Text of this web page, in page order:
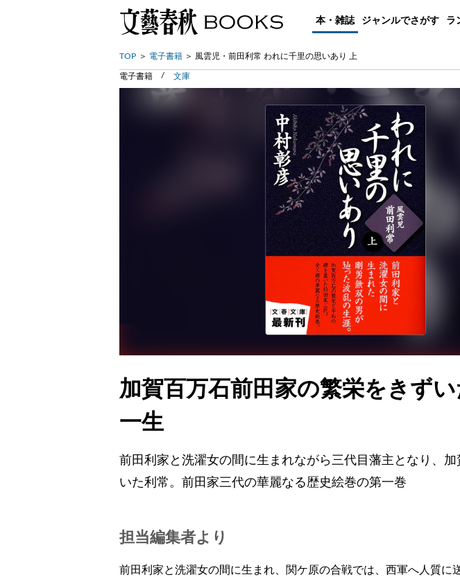
本・雑誌 ジャンルでさがす ラ
TOP 電子書籍 風雲児・前田利常 われに千里の思いあり 上
電子書籍 文庫
加賀百万石前田家の繁栄をきず
一生
前田利家と洗濯女の間に生まれながら三代目藩主となり、
いた利常。前田家三代の華麗なる歴史絵巻の第一巻
担当編集者より
前田利家と洗濯女の間に生まれ、関ケ原の合戦では、西軍へ人質に